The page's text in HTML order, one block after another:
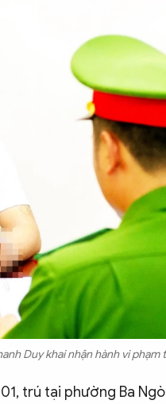
Duy khai nhận hành vi phạm
trú tại phường Ba